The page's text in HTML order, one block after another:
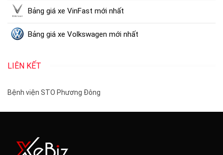
Bảng giá xe VinFast mới nhất
Bảng giá xe Volkswagen mới nhất
LIÊN KẾT
Bệnh viện STO Phương Đông